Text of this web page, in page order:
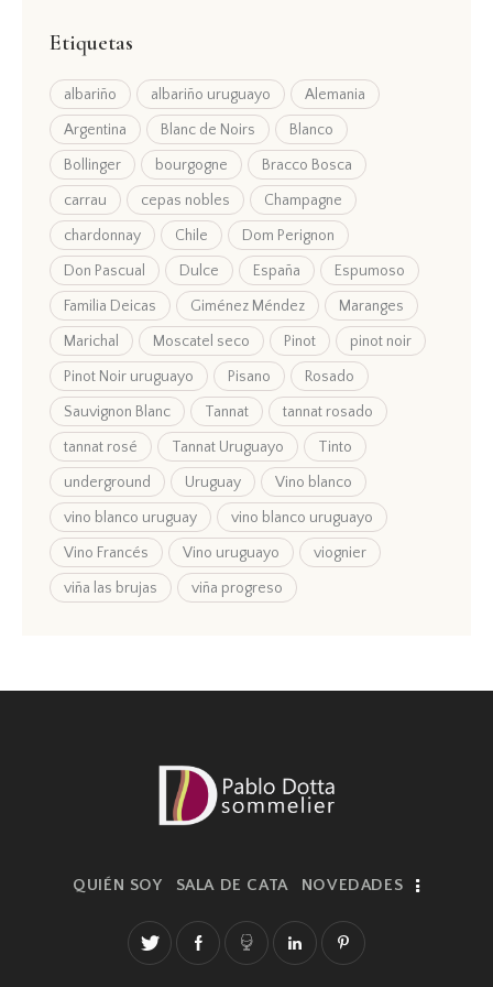
Etiquetas
albariño albariño uruguayo
Alemania
Argentina
Blanc de Noirs
Blanco
Bollinger
bourgogne
Bracco Bosca
carrau
cepas nobles
Champagne
chardonnay
Chile
Dom Perignon
Don Pascual
Dulce España
Espumoso
Familia Deicas
Giménez Méndez
Maranges
Marichal
Moscatel seco Pinot
pinot noir
Pinot Noir uruguayo
Pisano
Rosado
Sauvignon Blanc
Tannat
tannat rosado
tannat rosé
Tannat Uruguayo
Tinto
underground
Uruguay
Vino blanco
vino blanco uruguay
vino blanco uruguayo
Vino Francés
Vino uruguayo
viognier
viña las brujas
viña progreso
QUIÉN SOY SALA DE CATA NOVEDADES